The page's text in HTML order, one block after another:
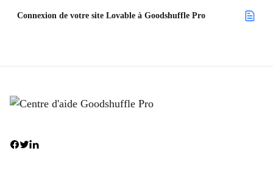
Connexion de votre site Lovable à Goodshuffle Pro